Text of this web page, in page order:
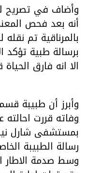
وأضاف في تصريح
أنه بعد فحص
بالمرناقية تم
برسالة طبية تؤكد
الا انه فارق
وأبرز أن طبيبة
وفاته قررت
بمستشفى شارل
رسالة الطبيبة
وسط صدمة الاطار